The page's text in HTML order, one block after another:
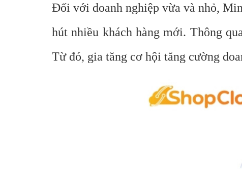
Đối với doanh nghiệp vừa và nhỏ,
hút nhiều khách hàng mới. Thông
Từ đó, gia tăng cơ hội tăng cường